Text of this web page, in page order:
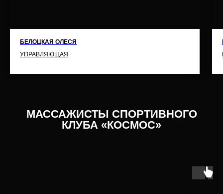
БЕЛОЦКАЯ ОЛЕСЯ
УПРАВЛЯЮЩАЯ
МАССАЖИСТЫ СПОРТИВНОГО
КЛУБА «КОСМОС»